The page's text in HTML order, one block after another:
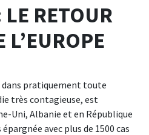
RETOUR
L’EUROPE
dans pratiquement toute
très contagieuse, est
Uni, Albanie et en République
avec plus de 1500 cas